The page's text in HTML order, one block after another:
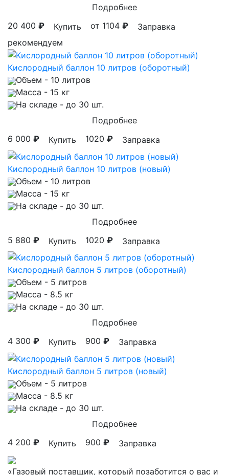
Подробнее
20 400 ₽ Купить от 1104 ₽
Заправка
рекомендуем
Кислородный баллон 10 литров (оборотный)
Объем - 10 литров
Масса - 15 кг
На складе - до 30 шт.
Подробнее
6 000 ₽ Купить 1020 ₽ Заправка
Кислородный баллон 10 литров (новый)
Объем - 10 литров
Масса - 15 кг
На складе - до 30 шт.
Подробнее
5 880 ₽ Купить 1020 ₽ Заправка
Кислородный баллон 5 литров (оборотный)
Объем - 5 литров
Масса - 8.5 кг
На складе - до 30 шт.
Подробнее
4 300 ₽ Купить 900 ₽ Заправка
Кислородный баллон 5 литров (новый)
Объем - 5 литров
Масса - 8.5 кг
На складе - до 30 шт.
Подробнее
4 200 ₽ Купить 900 ₽ Заправка
«Газовый поставщик, который позаботится о вас и